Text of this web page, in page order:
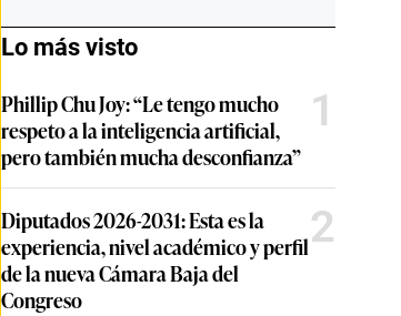
Lo más visto
Phillip Chu Joy: “Le tengo mucho
respeto a la inteligencia artificial,
pero también mucha desconfianza”
1
Diputados 2026-2031: Esta es la
experiencia, nivel académico y perfil
de la nueva Cámara Baja del
Congreso
2